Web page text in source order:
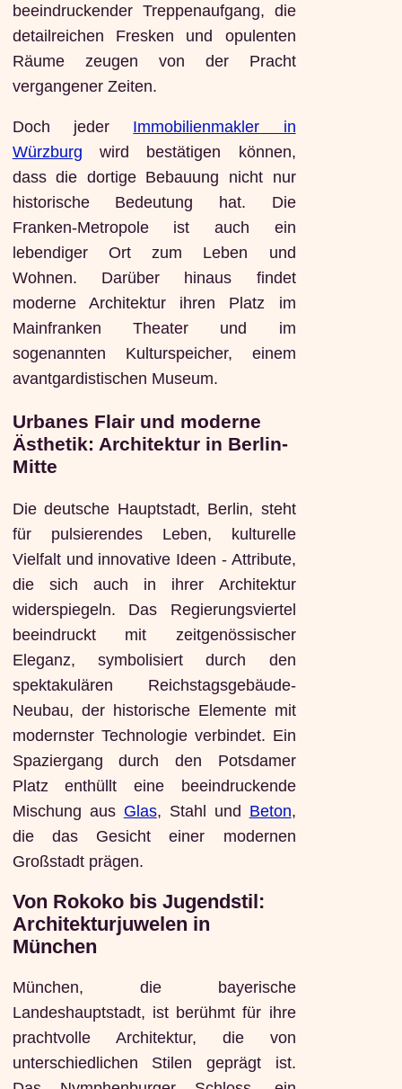
beeindruckender Treppenaufgang, die
detailreichen Fresken und opulenten
Räume zeugen von der Pracht
vergangener Zeiten.
Doch jeder Immobilienmakler in
Würzburg wird bestätigen können,
dass die dortige Bebauung nicht nur
historische Bedeutung hat. Die
Franken-Metropole ist auch ein
lebendiger Ort zum Leben und
Wohnen. Darüber hinaus findet
moderne Architektur ihren Platz im
Mainfranken Theater und im
sogenannten Kulturspeicher, einem
avantgardistischen Museum.
Urbanes Flair und moderne
Ästhetik: Architektur in Berlin-
Mitte
Die deutsche Hauptstadt, Berlin, steht
für pulsierendes Leben, kulturelle
Vielfalt und innovative Ideen - Attribute,
die sich auch in ihrer Architektur
widerspiegeln. Das Regierungsviertel
beeindruckt mit zeitgenössischer
Eleganz, symbolisiert durch den
spektakulären Reichstagsgebäude-
Neubau, der historische Elemente mit
modernster Technologie verbindet. Ein
Spaziergang durch den Potsdamer
Platz enthüllt eine beeindruckende
Mischung aus Glas, Stahl und Beton,
die das Gesicht einer modernen
Großstadt prägen.
Von Rokoko bis Jugendstil:
Architekturjuwelen in
München
München, die bayerische
Landeshauptstadt, ist berühmt für ihre
prachtvolle Architektur, die von
unterschiedlichen Stilen geprägt ist.